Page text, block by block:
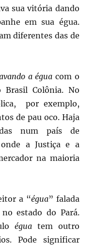
sua vitória dando
em sua égua.
diferentes das de
a égua com o
Colônia. No
por exemplo,
de pau oco. Haja
num país de
a Justiça e a
na maioria
a “égua” falada
estado do Pará.
éguatem outro
Pode significar